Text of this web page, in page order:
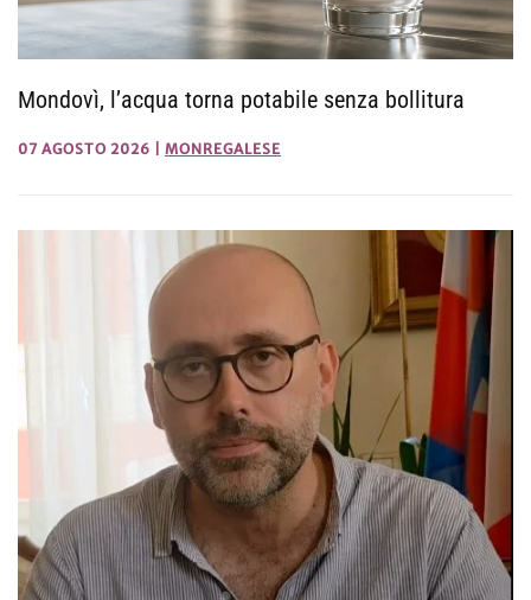
Mondovì, l’acqua torna potabile senza bollitura
07 AGOSTO 2026 MONREGALESE